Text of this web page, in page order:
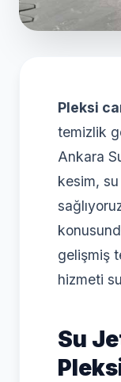
Pleksi
temizlik
Ankara
kesim,
gelişmiş
hizmeti
Su